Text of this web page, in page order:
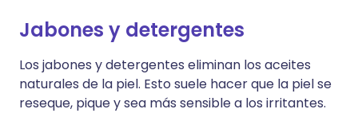
Jabones y detergentes
Los jabones y detergentes eliminan los aceites
naturales de la piel. Esto suele hacer que la piel se
reseque, pique y sea más sensible a los irritantes.